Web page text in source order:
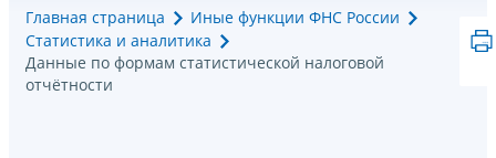
Главная страница
Иные функции ФНС России
Статистика и аналитика
Данные по формам статистической налоговой
отчётности